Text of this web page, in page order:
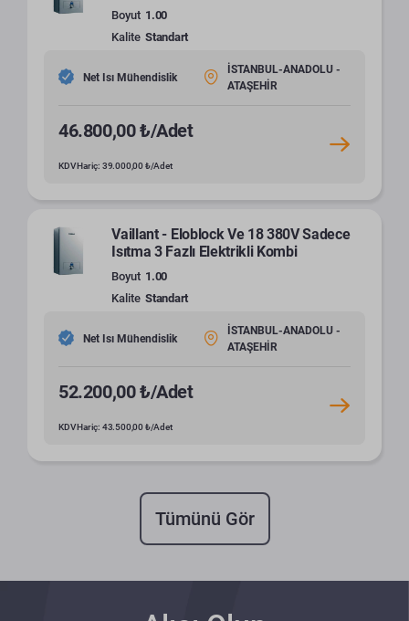
Boyut 1.00
Kalite Standart
Net Isı Mühendislik
İSTANBUL-ANADOLU -
ATAŞEHİR
46.800,00 ₺/Adet
KDV Hariç: 39.000,00 ₺/Adet
Vaillant - Eloblock Ve 18 380V Sadece
Isıtma 3 Fazlı Elektrikli Kombi
Boyut 1.00
Kalite Standart
Net Isı Mühendislik
İSTANBUL-ANADOLU -
ATAŞEHİR
52.200,00 ₺/Adet
KDV Hariç: 43.500,00 ₺/Adet
Tümünü Gör